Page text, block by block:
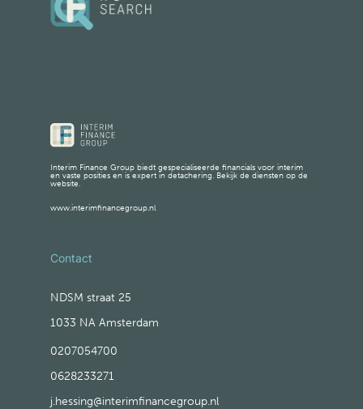
Interim Finance Group biedt gespecialiseerde financials voor interim
en vaste posities en is expert in detachering. Bekijk de diensten op de
website.
www.interimfinancegroup.nl
Contact
NDSM straat 25
1033 NA Amsterdam
0207054700
0628233271
j.hessing@interimfinancegroup.nl